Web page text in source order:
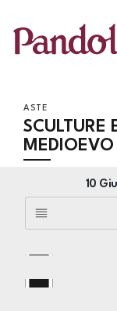
ASTE
SCULTURE
10